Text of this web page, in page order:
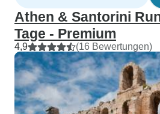
Athen & Santorini
Tage - Premium
4,9 (16 Bewertungen)